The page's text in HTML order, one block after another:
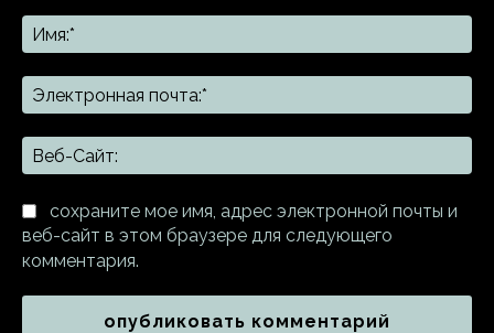
сохраните мое имя, адрес электронной почты и
веб-сайт в этом браузере для следующего
комментария.